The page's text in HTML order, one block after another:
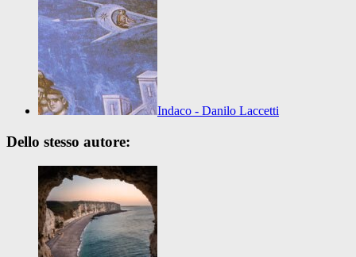
Indaco - Danilo Laccetti
Dello stesso autore: